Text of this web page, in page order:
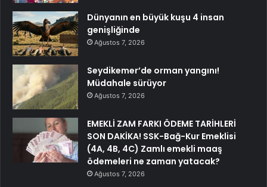
Dünyanın en büyük kuşu 4 insan
genişliğinde
Ağustos 7, 2026
Seydikemer’de orman yangını!
Müdahale sürüyor
Ağustos 7, 2026
EMEKLİ ZAM FARKI ÖDEME TARİHLERİ
SON DAKİKA! SSK-Bağ-Kur Emeklisi
(4A, 4B, 4C) Zamlı emekli maaş
ödemeleri ne zaman yatacak?
Ağustos 7, 2026